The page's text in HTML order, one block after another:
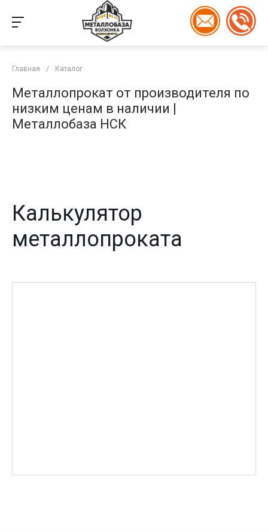
Главная / Каталог
Металлопрокат от производителя по
низким ценам в наличии |
Металлобаза НСК
Калькулятор
металлопроката